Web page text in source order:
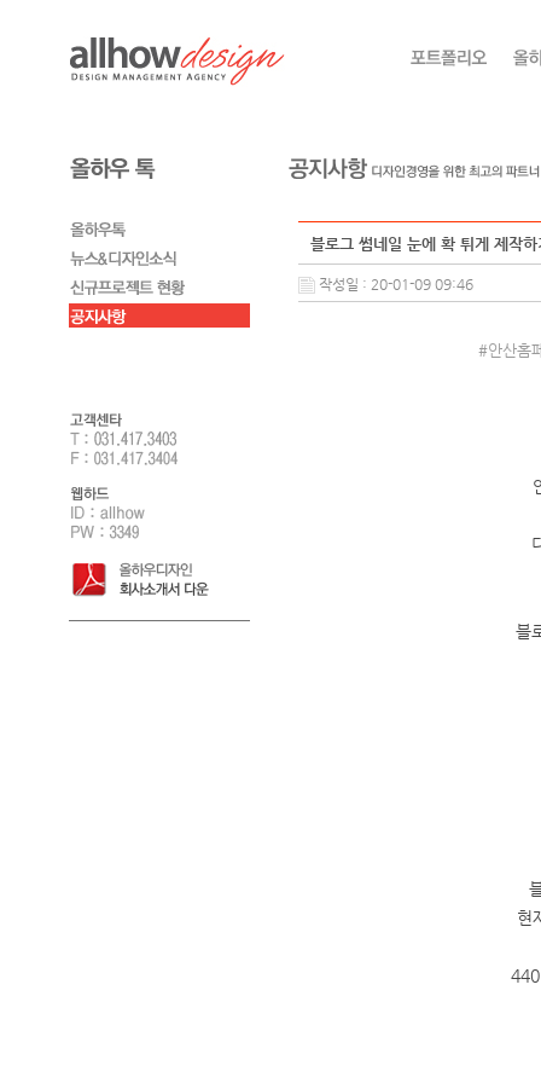
블로그 썸네일 눈에 확 튀게 제작
작성일 : 20-01-09 09:46
#안산홈
블
현